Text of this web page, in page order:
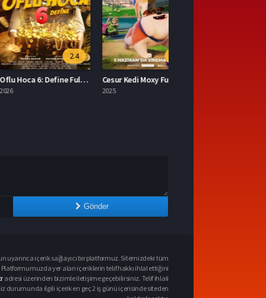
2.4
Oflu Hoca 6: Define Full İzle
7.0
Cesur Kedi Moxy Full HD İzle
Gönder
uyarınca içerik sağlayıcı bir platformuz. Sitemizdeki tüm
yer alan içeriklerin telif hakkı ihlal ettiğini
adresi üzerinden bizimle iletişime geçebilirsiniz. Telif ihlali
durumunda ilgili içerik en geç 2 iş günü içerisinde siteden